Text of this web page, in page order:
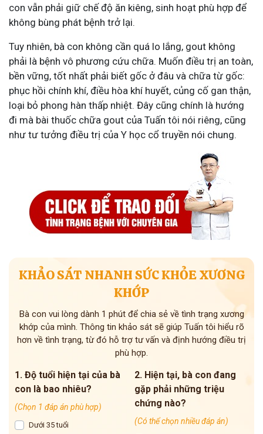
con vẫn phải giữ chế độ ăn kiêng, sinh hoạt phù hợp để
không bùng phát bệnh trở lại.
Tuy nhiên, bà con không cần quá lo lắng, gout không
phải là bệnh vô phương cứu chữa. Muốn điều trị an toàn,
bền vững, tốt nhất phải biết gốc ở đâu và chữa từ gốc:
phục hồi chính khí, điều hòa khí huyết, củng cố gan thận,
loại bỏ phong hàn thấp nhiệt. Đây cũng chính là hướng
đi mà bài thuốc chữa gout của Tuấn tôi nói riêng, cũng
như tư tưởng điều trị của Y học cổ truyền nói chung.
KHẢO SÁT NHANH SỨC KHỎE XƯƠNG
KHỚP
Bà con vui lòng dành 1 phút để chia sẻ về tình trạng xương
khớp của mình. Thông tin khảo sát sẽ giúp Tuấn tôi hiểu rõ
hơn về tình trạng, từ đó hỗ trợ tư vấn và định hướng điều trị
phù hợp.
1. Độ tuổi hiện tại của bà
con là bao nhiêu?
(Chọn 1 đáp án phù hợp)
Dưới 35 tuổi
2. Hiện tại, bà con đang
gặp phải những triệu
chứng nào?
(Có thể chọn nhiều đáp án)